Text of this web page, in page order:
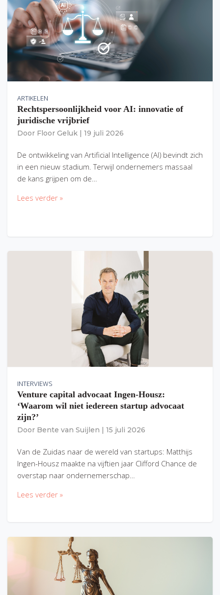
ARTIKELEN
Rechtspersoonlijkheid voor AI: innovatie of
juridische vrijbrief
Door Floor Geluk 19 juli 2026
De ontwikkeling van Artificial Intelligence (AI) bevindt zich
in een nieuw stadium. Terwijl ondernemers massaal
de kans grijpen om de…
Lees verder »
INTERVIEWS
Venture capital advocaat Ingen-Housz:
‘Waarom wil niet iedereen startup advocaat
zijn?’
Door Bente van Suijlen 15 juli 2026
Van de Zuidas naar de wereld van startups: Matthijs
Ingen-Housz maakte na vijftien jaar Clifford Chance de
overstap naar ondernemerschap…
Lees verder »